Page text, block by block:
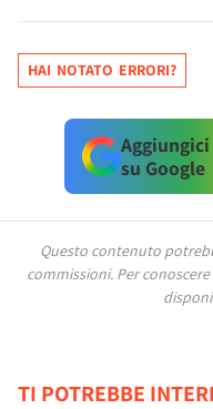
HAI NOTATO ERRORI?
su Google
Questo contenuto
commissioni. Per
TI POTREBBE